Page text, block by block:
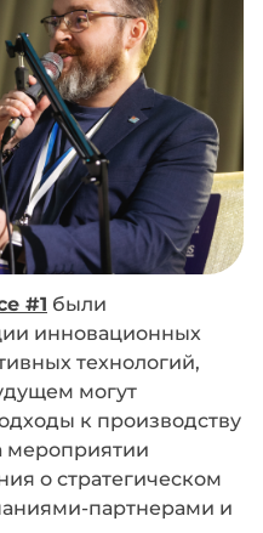
#1 были
инновационных
технологий,
могут
к производству
мероприятии
о стратегическом
партнерами и